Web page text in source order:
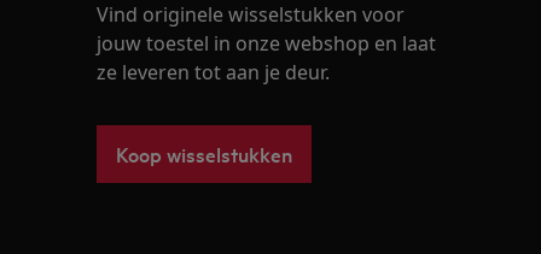
Vind originele wisselstukken voor
jouw toestel in onze webshop en laat
ze leveren tot aan je deur.
Koop wisselstukken